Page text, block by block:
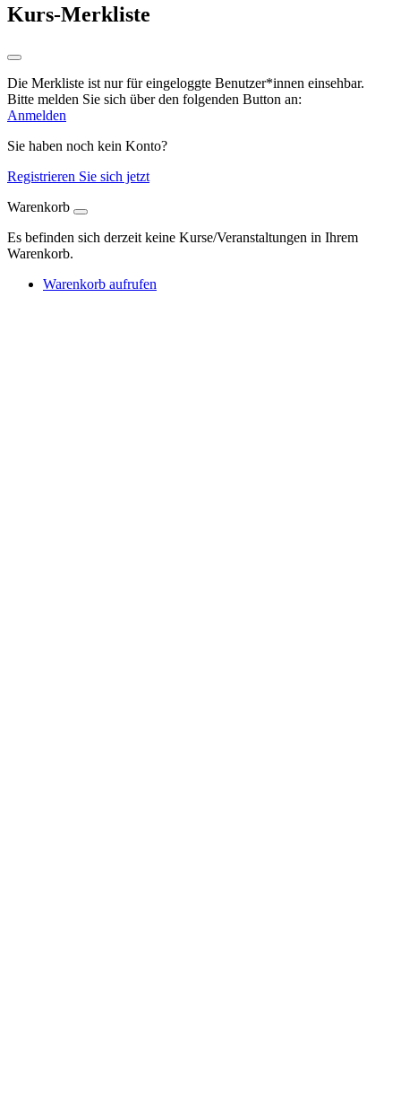
Kurs-Merkliste
Die Merkliste ist nur für eingeloggte Benutzer*innen einsehbar.
Bitte melden Sie sich über den folgenden Button an:
Anmelden
Sie haben noch kein Konto?
Registrieren Sie sich jetzt
Warenkorb
Es befinden sich derzeit keine Kurse/Veranstaltungen in Ihrem
Warenkorb.
Warenkorb aufrufen